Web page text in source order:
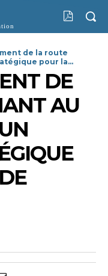
de la route
pour la...
DE
AU